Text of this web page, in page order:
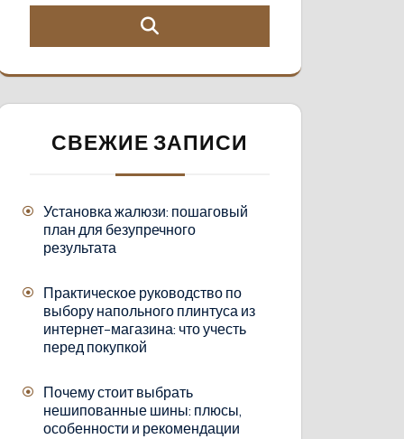
СВЕЖИЕ ЗАПИСИ
Установка жалюзи: пошаговый
план для безупречного
результата
Практическое руководство по
выбору напольного плинтуса из
интернет-магазина: что учесть
перед покупкой
Почему стоит выбрать
нешипованные шины: плюсы,
особенности и рекомендации